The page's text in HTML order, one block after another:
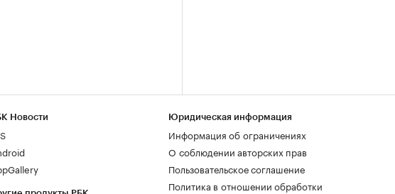
Новости Юридическая информация
Информация об ограничениях
О соблюдении авторских прав
Пользовательское соглашение
Политика в отношении обработки